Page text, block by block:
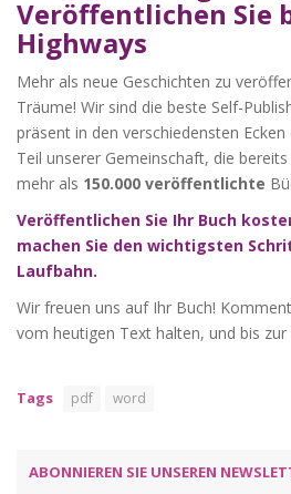
Veröffentlichen Sie
Highways
Mehr als neue Geschichten zu
Träume! Wir sind die beste Self-
präsent in den verschiedensten Ecken
Teil unserer Gemeinschaft, die
mehr als 150.000 veröffentlichte
Veröffentlichen Sie Ihr Buch
machen Sie den wichtigsten
Laufbahn.
Wir freuen uns auf Ihr Buch!
vom heutigen Text halten, und bis
Tags pdf word
ABONNIEREN SIE UNSEREN